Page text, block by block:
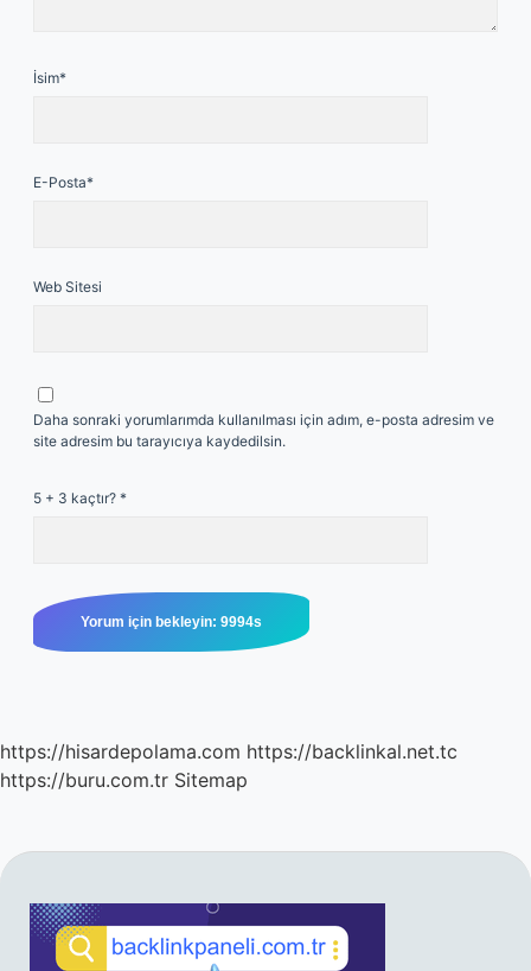
İsim*
E-Posta*
Web Sitesi
Daha sonraki yorumlarımda kullanılması için adım, e-posta adresim ve
site adresim bu tarayıcıya kaydedilsin.
5 + 3 kaçtır? *
https://hisardepolama.com https://backlinkal.net.tc
https://buru.com.tr Sitemap
SIDEBAR